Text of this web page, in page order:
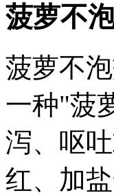
菠萝不
菠萝不
一种"菠
泻、呕
红、加